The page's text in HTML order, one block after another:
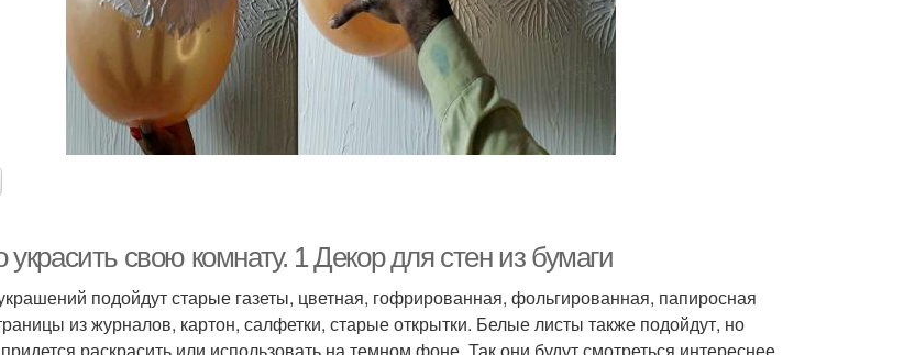
украсить свою комнату. 1 Декор для стен из бумаги
подойдут старые газеты, цветная, гофрированная, фольгированная, папиросная
из журналов, картон, салфетки, старые открытки. Белые листы также подойдут, но